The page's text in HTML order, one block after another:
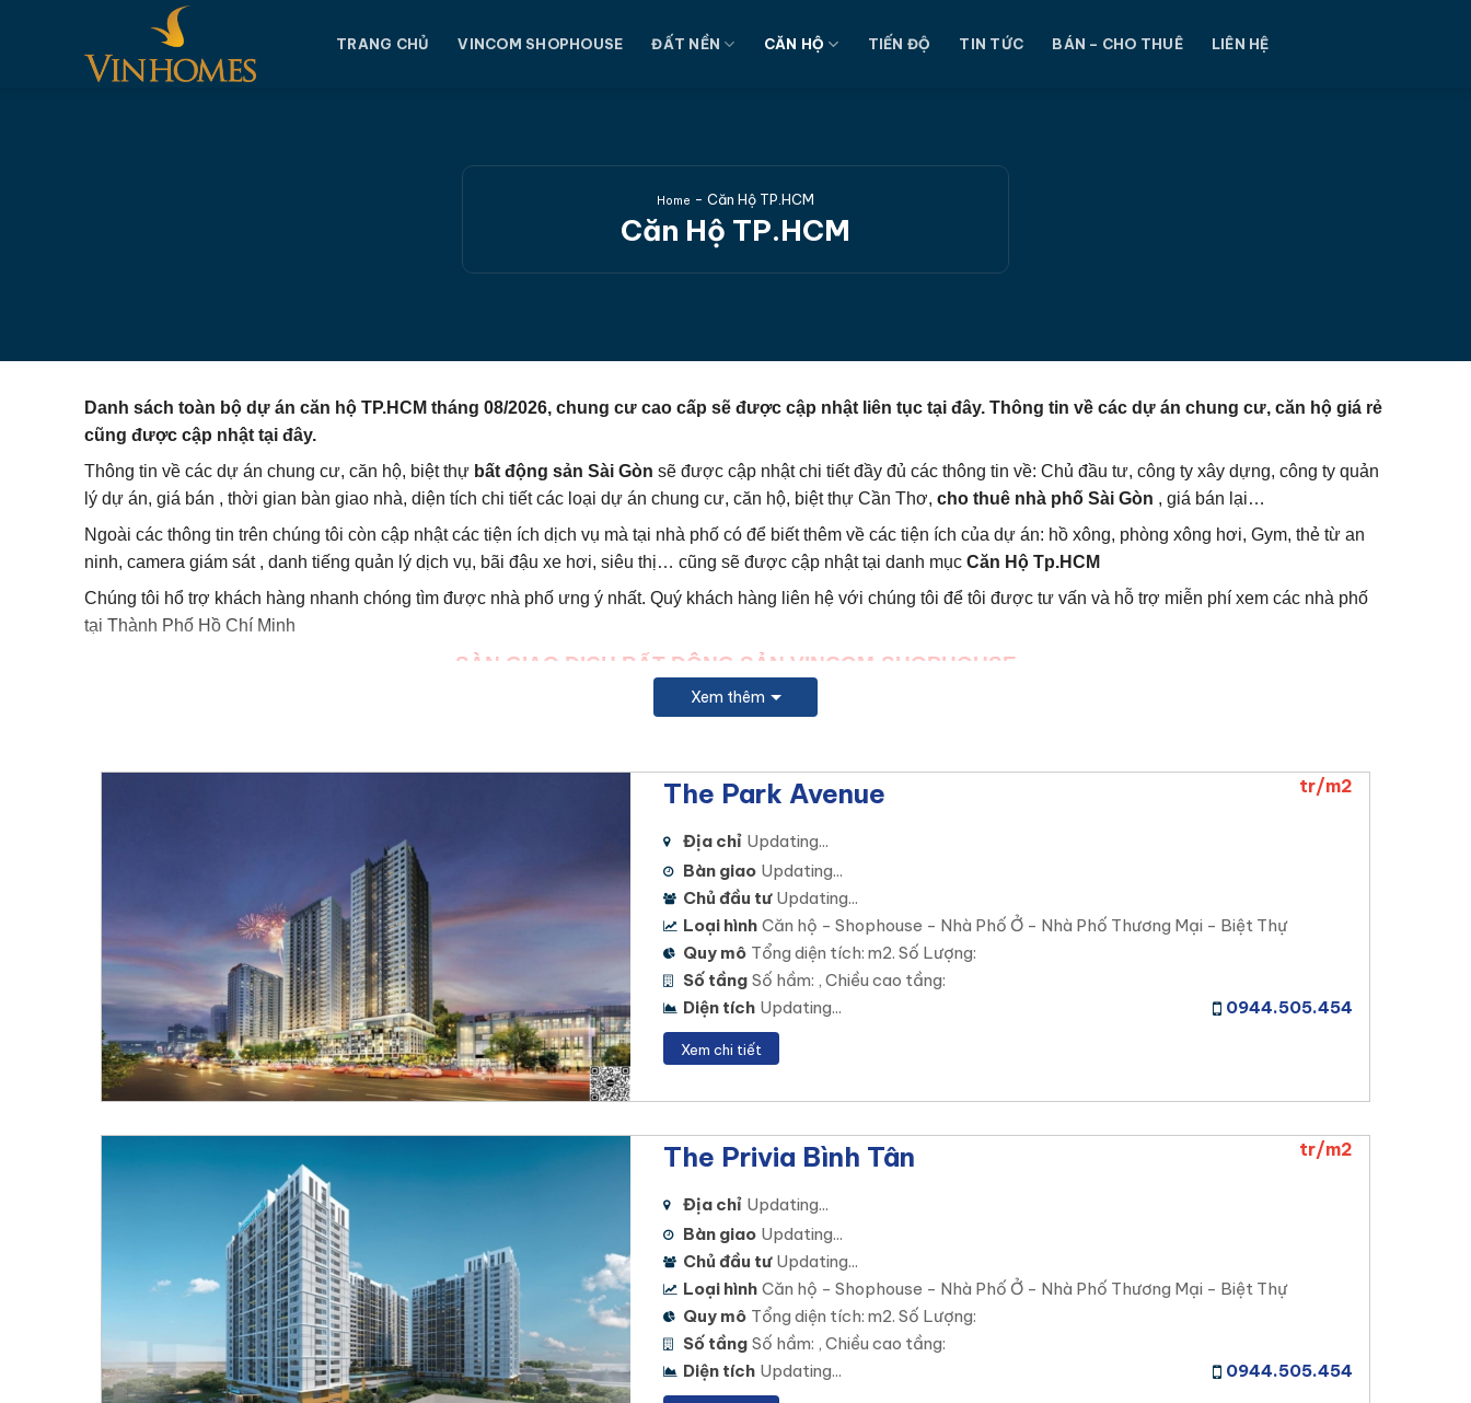
TRANG CHỦ VINCOM SHOPHOUSE ĐẤT NỀN CĂN HỘ TIẾN ĐỘ TIN TỨC BÁN – CHO THUÊ LIÊN HỆ
Home - Căn Hộ TP.HCM
Căn Hộ TP.HCM
Danh sách toàn bộ dự án căn hộ TP.HCM tháng 08/2026, chung cư cao cấp sẽ được cập nhật liên tục tại đây. Thông tin về các dự án chung cư, căn hộ giá rẻ
cũng được cập nhật tại đây.
Thông tin về các dự án chung cư, căn hộ, biệt thự bất động sản Sài Gòn sẽ được cập nhật chi tiết đầy đủ các thông tin về: Chủ đầu tư, công ty xây dựng, công ty quản
lý dự án, giá bán , thời gian bàn giao nhà, diện tích chi tiết các loại dự án chung cư, căn hộ, biệt thự Cần Thơ, cho thuê nhà phố Sài Gòn , giá bán lại…
Ngoài các thông tin trên chúng tôi còn cập nhật các tiện ích dịch vụ mà tại nhà phố có để biết thêm về các tiện ích của dự án: hồ xông, phòng xông hơi, Gym, thẻ từ an
ninh, camera giám sát , danh tiếng quản lý dịch vụ, bãi đậu xe hơi, siêu thị… cũng sẽ được cập nhật tại danh mục Căn Hộ Tp.HCM
Chúng tôi hổ trợ khách hàng nhanh chóng tìm được nhà phố ưng ý nhất. Quý khách hàng liên hệ với chúng tôi để tôi được tư vấn và hỗ trợ miễn phí xem các nhà phố
tại Thành Phố Hồ Chí Minh
SÀN GIAO DỊCH BẤT ĐỘNG SẢN VINCOM-SHOPHOUSE
BẢNG GIÁ, CHÍNH SÁCH UU Đại
Giỏ hàng, bảng giá và hàng bán chính sách sẽ THAY ĐỔI THEO THÁNG,để hỗ trợ thông tin nhanh chóng và kịp thời.Quý khách hàng nên liên hệ hotline
để có được thông tin chính xác và mới nhất thông qua đội ngũ nhân viên tư vấn chuyên nghiệp của dự án.
Bên ngoài công ty của chúng tôi, tôi luôn có nhân viên hỗ trợ khách hàng đi xem nhà mẫu và nhà thực hiện dự án 24/7.
sinh lời cao nhất, chúng tôi sẽ hỗ trợ quý khách hàng lấy căn hộ đẹp theo ý muốn và giá tốt nhất của dự án với các nhà phố đúng như yêu cầu của quý khách hàng.
NHIỆT TÌNH – CHÍNH XÁC – CHUYÊN NGHIỆP
Xem thêm
The Park Avenue tr/m2
Địa chỉ Updating...
Bàn giao Updating...
Chủ đầu tư Updating...
Loại hình Căn hộ - Shophouse - Nhà Phố Ở - Nhà Phố Thương Mại - Biệt Thự
Quy mô Tổng diện tích: m2. Số Lượng:
Số tầng Số hầm: , Chiều cao tầng:
Diện tích Updating... 0944.505.454
Xem chi tiết
The Privia Bình Tân tr/m2
Địa chỉ Updating...
Bàn giao Updating...
Chủ đầu tư Updating...
Loại hình Căn hộ - Shophouse - Nhà Phố Ở - Nhà Phố Thương Mại - Biệt Thự
Quy mô Tổng diện tích: m2. Số Lượng:
Số tầng Số hầm: , Chiều cao tầng:
Diện tích Updating... 0944.505.454